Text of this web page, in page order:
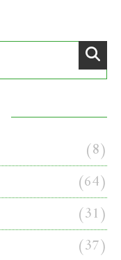
(8)
(64)
(31)
(37)